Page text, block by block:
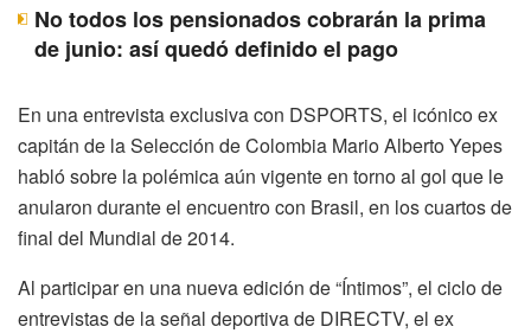
No todos los pensionados cobrarán la prima
de junio: así quedó definido el pago
En una entrevista exclusiva con DSPORTS, el icónico ex
capitán de la Selección de Colombia Mario Alberto Yepes
habló sobre la polémica aún vigente en torno al gol que le
anularon durante el encuentro con Brasil, en los cuartos de
final del Mundial de 2014.
Al participar en una nueva edición de “Íntimos”, el ciclo de
entrevistas de la señal deportiva de DIRECTV, el ex